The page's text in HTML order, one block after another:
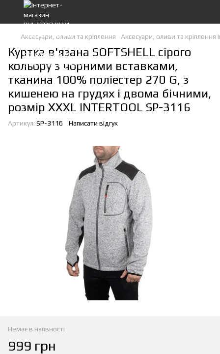
Аксесуари, оливи та кріплення Аксесуари, оливи та
Куртка в'язана SOFTSHELL сірого
кольору з чорними вставками,
тканина 100% поліестер 270 G, з
кишенею на грудях і двома бічними,
розмір XXXL INTERTOOL SP-3116
Артикул: SP-3116 Написати відгук
Немає в наявності
999 грн